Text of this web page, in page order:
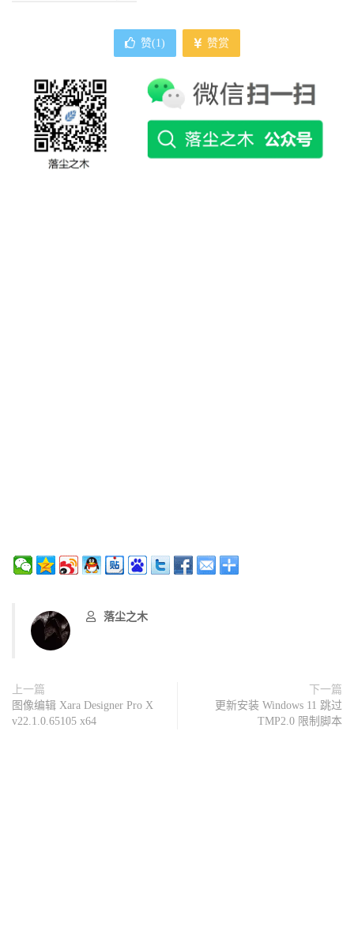
赞(1) 赞赏
落尘之木
上一篇
图像编辑 Xara Designer Pro X
v22.1.0.65105 x64
下一篇
更新安装 Windows 11 跳过
TMP2.0 限制脚本